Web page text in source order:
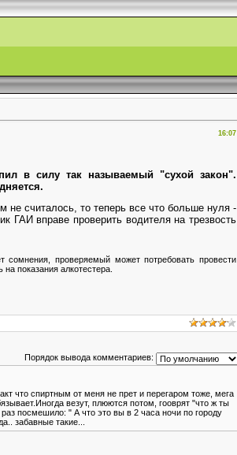
16:07
в силу так называемый "сухой закон".
не считалось, то теперь все что больше нуля -
ГАИ вправе проверить водителя на трезвость
проверяемый может потребовать провести
показания алкотестера.
Порядок вывода комментариев:
что спиртным от меня не прет и перегаром тоже, мега
везут, плюются потом, гооврят "что ж ты
посмешило: " А что это вы в 2 часа ночи по городу
забавные такие...